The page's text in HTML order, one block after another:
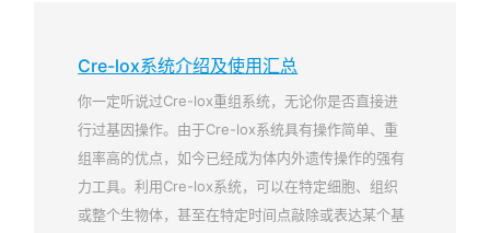
Cre-lox系统介绍及使用汇总
你一定听说过Cre-lox重组系统，无论你是否直接进
行过基因操作。由于Cre-lox系统具有操作简单、重
组率高的优点，如今已经成为体内外遗传操作的强有
力工具。利用Cre-lox系统，可以在特定细胞、组织
或整个生物体，甚至在特定时间点敲除或表达某个基